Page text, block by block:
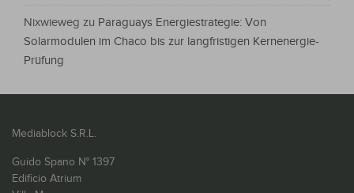
Nixwieweg zu Paraguays Energiestrategie: Von
Solarmodulen im Chaco bis zur langfristigen Kernenergie-
Prüfung
Mediablock S.R.L.
Guido Spano N° 1397
Edificio Atrium